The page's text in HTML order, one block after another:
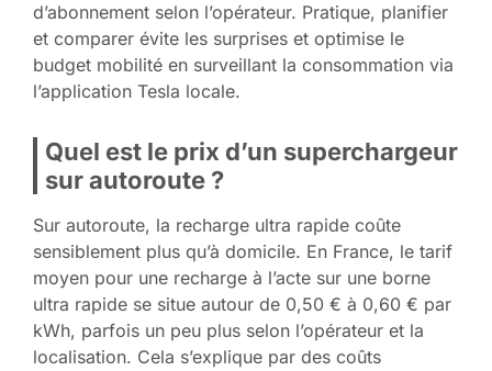
d’abonnement selon l’opérateur. Pratique, planifier
et comparer évite les surprises et optimise le
budget mobilité en surveillant la consommation via
l’application Tesla locale.
Quel est le prix d’un superchargeur
sur autoroute ?
Sur autoroute, la recharge ultra rapide coûte
sensiblement plus qu’à domicile. En France, le tarif
moyen pour une recharge à l’acte sur une borne
ultra rapide se situe autour de 0,50 € à 0,60 € par
kWh, parfois un peu plus selon l’opérateur et la
localisation. Cela s’explique par des coûts